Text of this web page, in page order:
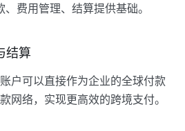
费用管理、结算提供基础。
结算
户可以直接作为企业的全球付款
网络，实现更高效的跨境支付。